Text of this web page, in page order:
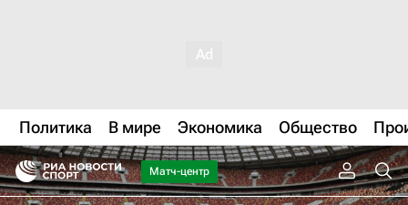
Политика В мире Экономика Общество
Матч-центр